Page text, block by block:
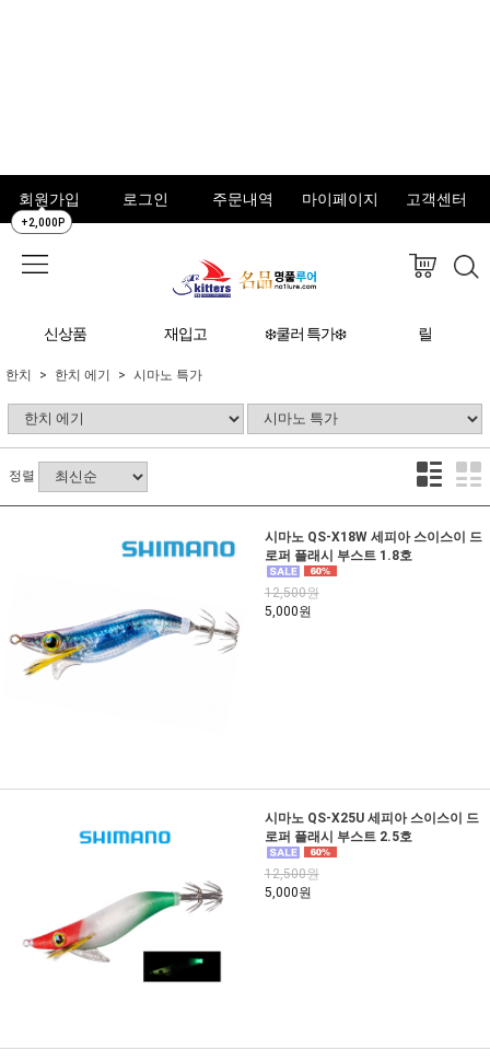
회원가입
+2,000P
로그인 주문내역 마이페이지 고객센터
신상품 재입고 ❄️쿨러 특가❄️ 릴
한치 한치 에기 시마노 특가
정렬
시마노 QS-X18W 세피아 스이스이 드
로퍼 플래시 부스트 1.8호
12,500원
5,000원
시마노 QS-X25U 세피아 스이스이 드
로퍼 플래시 부스트 2.5호
12,500원
5,000원